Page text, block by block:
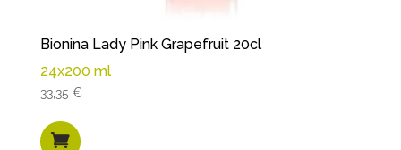
Bionina Lady Pink Grapefruit 20cl
24x200 ml
33,35 €
